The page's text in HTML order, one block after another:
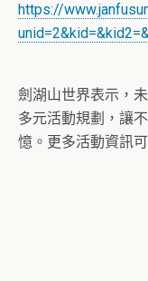
https://
劍湖山世界表示，
多元活動規劃，讓
憶。更多活動資訊